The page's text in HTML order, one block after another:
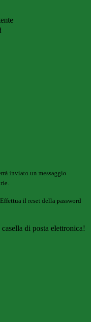
inviato un messaggio
il reset della password
di posta elettronica!